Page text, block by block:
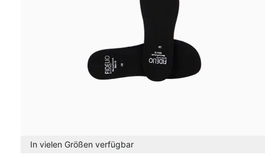
In vielen Größen verfügbar